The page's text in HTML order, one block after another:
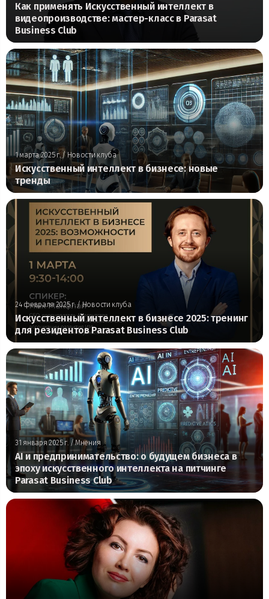
Как применять Искусственный интеллект в
видеопроизводстве: мастер-класс в Parasat
Business Club
1 марта 2025 г./ Новости клуба
Искусственный интеллект в бизнесе: новые
тренды
24 февраля 2025 г./ Новости клуба
Искусственный интеллект в бизнесе 2025: тренинг
для резидентов Parasat Business Club
31 января 2025 г./ Мнения
AI и предпринимательство: о будущем бизнеса в
эпоху искусственного интеллекта на питчинге
Parasat Business Club